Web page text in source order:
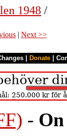
1948 /
| Next >>
Donate
-